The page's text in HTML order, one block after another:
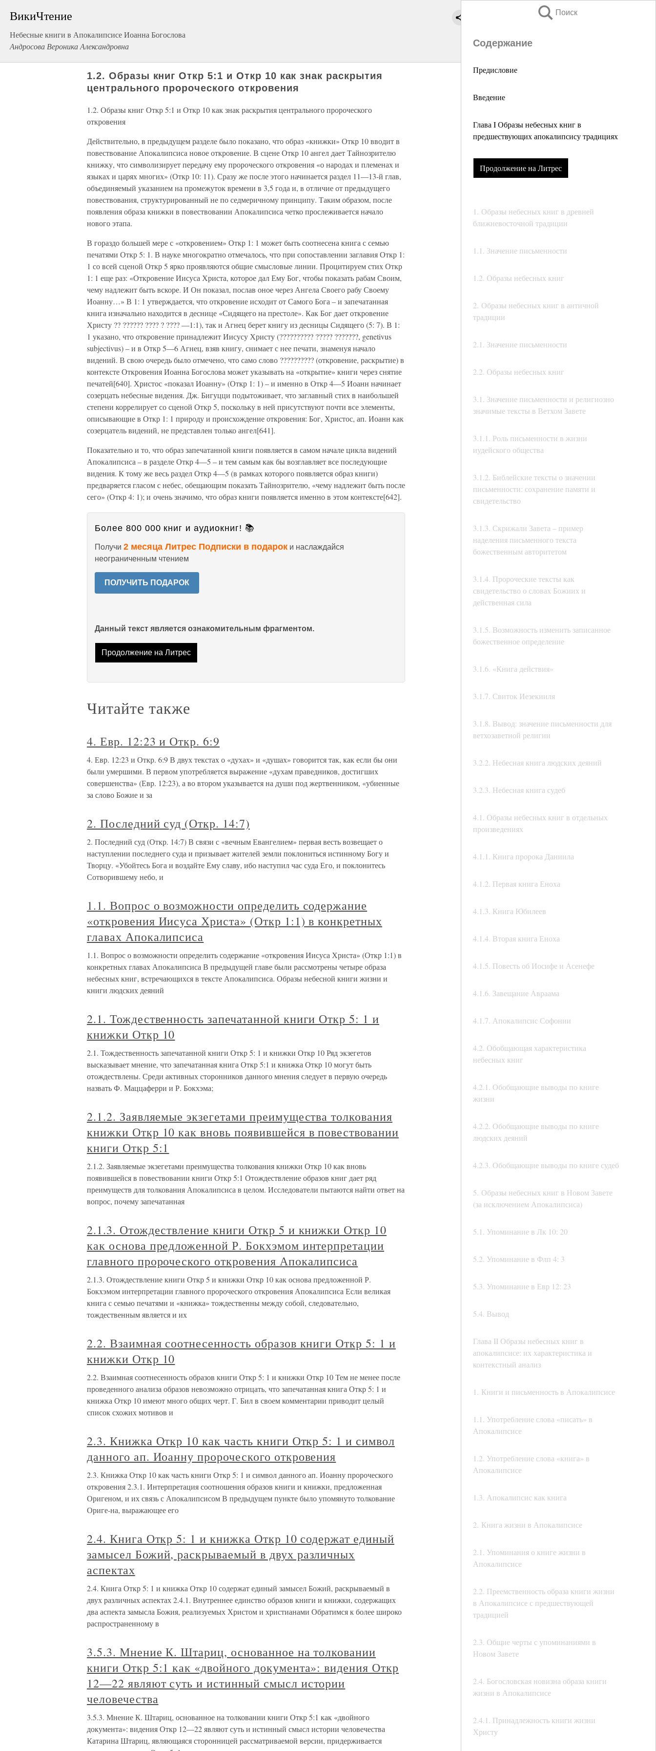
ВикиЧтение
Небесные книги в Апокалипсисе Иоанна Богослова
Андросова Вероника Александровна
Поиск
Содержание
Предисловие
Введение
Глава I Образы небесных книг в
предшествующих апокалипсису традициях
Продолжение на Литрес
1. Образы небесных книг в древней
ближневосточной традиции
1.1. Значение письменности
1.2. Образы небесных книг
2. Образы небесных книг в античной
традиции
2.1. Значение письменности
2.2. Образы небесных книг
3.1. Значение письменности и религиозно
значимые тексты в Ветхом Завете
3.1.1. Роль письменности в жизни
иудейского общества
3.1.2. Библейские тексты о значении
письменности: сохранение памяти и
свидетельство
3.1.3. Скрижали Завета – пример
наделения письменного текста
божественным авторитетом
3.1.4. Пророческие тексты как
свидетельство о словах Божиих и
действенная сила
3.1.5. Возможность изменить записанное
божественное определение
3.1.6. «Книга действия»
3.1.7. Свиток Иезекииля
3.1.8. Вывод: значение письменности для
ветхозаветной религии
3.2.2. Небесная книга людских деяний
3.2.3. Небесная книга судеб
4.1. Образы небесных книг в отдельных
произведениях
4.1.1. Книга пророка Даниила
4.1.2. Первая книга Еноха
4.1.3. Книга Юбилеев
4.1.4. Вторая книга Еноха
4.1.5. Повесть об Иосифе и Асенефе
4.1.6. Завещание Авраама
4.1.7. Апокалипсис Софонии
4.2. Обобщающая характеристика
небесных книг
4.2.1. Обобщающие выводы по книге
жизни
4.2.2. Обобщающие выводы по книге
людских деяний
4.2.3. Обобщающие выводы по книге судеб
5. Образы небесных книг в Новом Завете
(за исключением Апокалипсиса)
5.1. Упоминание в Лк 10: 20
5.2. Упоминание в Флп 4: 3
5.3. Упоминание в Евр 12: 23
5.4. Вывод
Глава II Образы небесных книг в
апокалипсисе: их характеристика и
контекстный анализ
1. Книги и письменность в Апокалипсисе
1.1. Употребление слова «писать» в
Апокалипсисе
1.2. Употребление слова «книга» в
Апокалипсисе
1.3. Апокалипсис как книга
2. Книга жизни в Апокалипсисе
2.1. Упоминания о книге жизни в
Апокалипсисе
2.2. Преемственность образа книги жизни
в Апокалипсисе с предшествующей
традицией
2.3. Общие черты с упоминаниями в
Новом Завете
2.4. Богословская новизна образа книги
жизни в Апокалипсисе
2.4.1. Принадлежность книги жизни
Христу
1.2. Образы книг Откр 5:1 и Откр 10 как знак раскрытия
центрального пророческого откровения
1.2. Образы книг Откр 5:1 и Откр 10 как знак раскрытия центрального пророческого
откровения
Действительно, в предыдущем разделе было показано, что образ «книжки» Откр 10 вводит в
повествование Апокалипсиса новое откровение. В сцене Откр 10 ангел дает Тайнозрителю
книжку, что символизирует передачу ему пророческого откровения «о народах и племенах и
языках и царях многих» (Откр 10: 11). Сразу же после этого начинается раздел 11—13-й глав,
объединяемый указанием на промежуток времени в 3,5 года и, в отличие от предыдущего
повествования, структурированный не по седмеричному принципу. Таким образом, после
появления образа книжки в повествовании Апокалипсиса четко прослеживается начало
нового этапа.
В гораздо большей мере с «откровением» Откр 1: 1 может быть соотнесена книга с семью
печатями Откр 5: 1. В науке многократно отмечалось, что при сопоставлении заглавия Откр 1:
1 со всей сценой Откр 5 ярко проявляются общие смысловые линии. Процитируем стих Откр
1: 1 еще раз: «Откровение Иисуса Христа, которое дал Ему Бог, чтобы показать рабам Своим,
чему надлежит быть вскоре. И Он показал, послав оное через Ангела Своего рабу Своему
Иоанну…» В 1: 1 утверждается, что откровение исходит от Самого Бога – и запечатанная
книга изначально находится в деснице «Сидящего на престоле». Как Бог дает откровение
Христу ?? ?????? ???? ? ???? —1:1), так и Агнец берет книгу из десницы Сидящего (5: 7). В 1:
1 указано, что откровение принадлежит Иисусу Христу (?????????? ????? ???????, genetivus
subjectivus) – и в Откр 5—6 Агнец, взяв книгу, снимает с нее печати, знаменуя начало
видений. В свою очередь было отмечено, что само слово ?????????? (откровение, раскрытие) в
контексте Откровения Иоанна Богослова может указывать на «открытие» книги через снятие
печатей[640]. Христос «показал Иоанну» (Откр 1: 1) – и именно в Откр 4—5 Иоанн начинает
созерцать небесные видения. Дж. Бигуцци подытоживает, что заглавный стих в наибольшей
степени коррелирует со сценой Откр 5, поскольку в ней присутствуют почти все элементы,
описывающие в Откр 1: 1 природу и происхождение откровения: Бог, Христос, ап. Иоанн как
созерцатель видений, не представлен только ангел[641].
Показательно и то, что образ запечатанной книги появляется в самом начале цикла видений
Апокалипсиса – в разделе Откр 4—5 – и тем самым как бы возглавляет все последующие
видения. К тому же весь раздел Откр 4—5 (в рамках которого появляется образ книги)
предваряется гласом с небес, обещающим показать Тайнозрителю, «чему надлежит быть после
сего» (Откр 4: 1); и очень значимо, что образ книги появляется именно в этом контексте[642].
Более 800 000 книг и аудиокниг! 📚
Получи 2 месяца Литрес Подписки в подарок и наслаждайся
неограниченным чтением
ПОЛУЧИТЬ ПОДАРОК
Данный текст является ознакомительным фрагментом.
Продолжение на Литрес
Читайте также
4. Евр. 12:23 и Откр. 6:9
4. Евр. 12:23 и Откр. 6:9 В двух текстах о «духах» и «душах» говорится так, как если бы они
были умершими. В первом употребляется выражение «духам праведников, достигших
совершенства» (Евр. 12:23), а во втором указывается на души под жертвенником, «убиенные
за слово Божие и за
2. Последний суд (Откр. 14:7)
2. Последний суд (Откр. 14:7) В связи с «вечным Евангелием» первая весть возвещает о
наступлении последнего суда и призывает жителей земли поклониться истинному Богу и
Творцу. «Убойтесь Бога и воздайте Ему славу, ибо наступил час суда Его, и поклонитесь
Сотворившему небо, и
1.1. Вопрос о возможности определить содержание
«откровения Иисуса Христа» (Откр 1:1) в конкретных
главах Апокалипсиса
1.1. Вопрос о возможности определить содержание «откровения Иисуса Христа» (Откр 1:1) в
конкретных главах Апокалипсиса В предыдущей главе были рассмотрены четыре образа
небесных книг, встречающихся в тексте Апокалипсиса. Образы небесной книги жизни и
книги людских деяний
2.1. Тождественность запечатанной книги Откр 5: 1 и
книжки Откр 10
2.1. Тождественность запечатанной книги Откр 5: 1 и книжки Откр 10 Ряд экзегетов
высказывает мнение, что запечатанная книга Откр 5:1 и книжка Откр 10 могут быть
отождествлены. Среди активных сторонников данного мнения следует в первую очередь
назвать Ф. Маццаферри и Р. Бокхэма;
2.1.2. Заявляемые экзегетами преимущества толкования
книжки Откр 10 как вновь появившейся в повествовании
книги Откр 5:1
2.1.2. Заявляемые экзегетами преимущества толкования книжки Откр 10 как вновь
появившейся в повествовании книги Откр 5:1 Отождествление образов книг дает ряд
преимуществ для толкования Апокалипсиса в целом. Исследователи пытаются найти ответ на
вопрос, почему запечатанная
2.1.3. Отождествление книги Откр 5 и книжки Откр 10
как основа предложенной Р. Бокхэмом интерпретации
главного пророческого откровения Апокалипсиса
2.1.3. Отождествление книги Откр 5 и книжки Откр 10 как основа предложенной Р.
Бокхэмом интерпретации главного пророческого откровения Апокалипсиса Если великая
книга с семью печатями и «книжка» тождественны между собой, следовательно,
тождественным является и их
2.2. Взаимная соотнесенность образов книги Откр 5: 1 и
книжки Откр 10
2.2. Взаимная соотнесенность образов книги Откр 5: 1 и книжки Откр 10 Тем не менее после
проведенного анализа образов невозможно отрицать, что запечатанная книга Откр 5: 1 и
книжка Откр 10 имеют много общих черт. Г. Бил в своем комментарии приводит целый
список схожих мотивов и
2.3. Книжка Откр 10 как часть книги Откр 5: 1 и символ
данного ап. Иоанну пророческого откровения
2.3. Книжка Откр 10 как часть книги Откр 5: 1 и символ данного ап. Иоанну пророческого
откровения 2.3.1. Интерпретация соотношения образов книги и книжки, предложенная
Оригеном, и их связь с Апокалипсисом В предыдущем пункте было упомянуто толкование
Ориге-на, выражающее его
2.4. Книга Откр 5: 1 и книжка Откр 10 содержат единый
замысел Божий, раскрываемый в двух различных
аспектах
2.4. Книга Откр 5: 1 и книжка Откр 10 содержат единый замысел Божий, раскрываемый в
двух различных аспектах 2.4.1. Внутреннее единство образов книги и книжки, содержащих
два аспекта замысла Божия, реализуемых Христом и христианами Обратимся к более широко
распространенному в
3.5.3. Мнение К. Штариц, основанное на толковании
книги Откр 5:1 как «двойного документа»: видения Откр
12—22 являют суть и истинный смысл истории
человечества
3.5.3. Мнение К. Штариц, основанное на толковании книги Откр 5:1 как «двойного
документа»: видения Откр 12—22 являют суть и истинный смысл истории человечества
Катарина Штариц, являющаяся сторонницей рассматриваемой версии, придерживается